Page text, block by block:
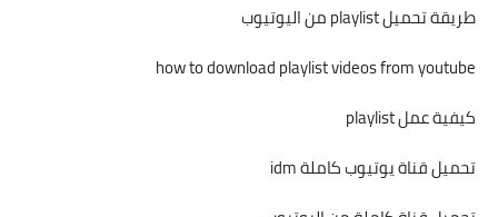
طريقة تحميل playlist من اليوتيوب
how to download playlist videos from youtube
كيفية عمل playlist
تحميل قناة يوتيوب كاملة idm